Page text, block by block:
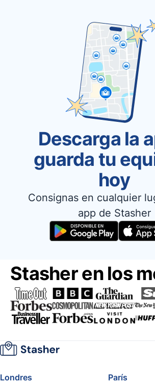
Descarga la
guarda tu
hoy
Consignas en cualquier
app de Stasher
Stasher en los
Londres
París